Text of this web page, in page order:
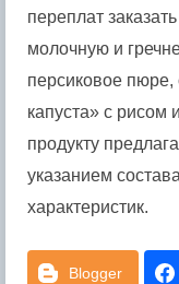
переплат
молочную и
персиковое
капуста» с рисом
продукту
указанием
характеристик.
Blogger